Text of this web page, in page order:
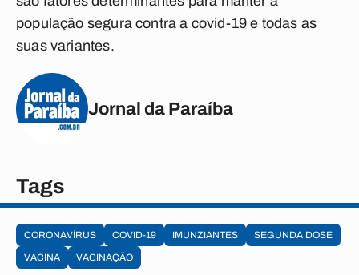
população segura contra a covid-19 e todas as
suas variantes.
Jornal da Paraíba
Tags
CORONAVÍRUS COVID-19 IMUNZIANTES
SEGUNDA DOSE
VACINA
VACINAÇÃO